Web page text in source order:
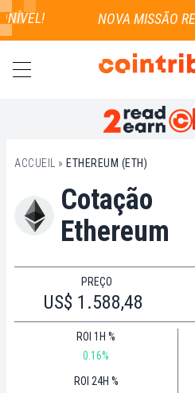
ACCUEIL » ETHEREUM (ETH)
Cotação
Ethereum
PREÇO
US$ 1.588,48
ROI 1H %
0.16%
ROI 24H %